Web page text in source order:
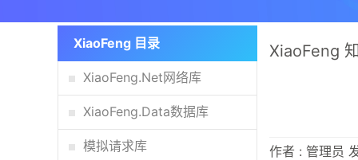
XiaoFeng 目录
XiaoFeng.Net网络库
XiaoFeng.Data数据库
模拟请求库
XiaoFeng
作者 : 管理员